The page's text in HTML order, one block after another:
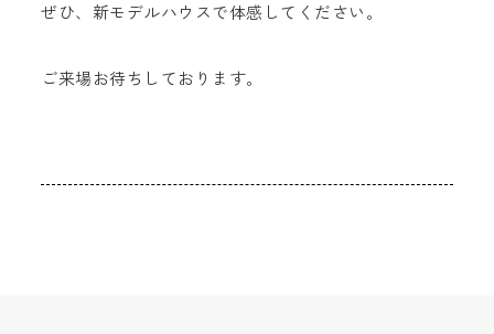
ぜひ、新モデルハウスで体感してください。
ご来場お待ちしております。